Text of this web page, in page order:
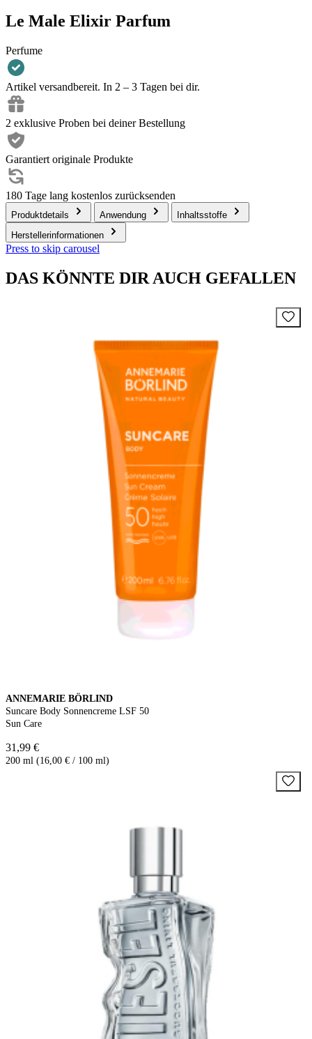
Le Male Elixir Parfum
Perfume
Artikel versandbereit. In 2 – 3 Tagen bei dir.
2 exklusive Proben bei deiner Bestellung
Garantiert originale Produkte
180 Tage lang kostenlos zurücksenden
Produktdetails Anwendung
Inhaltsstoffe
Herstellerinformationen
Press to skip carousel
DAS KÖNNTE DIR AUCH GEFALLEN
ANNEMARIE BÖRLIND
Suncare Body Sonnencreme LSF 50
Sun Care
31,99 €
200 ml (16,00 € / 100 ml)